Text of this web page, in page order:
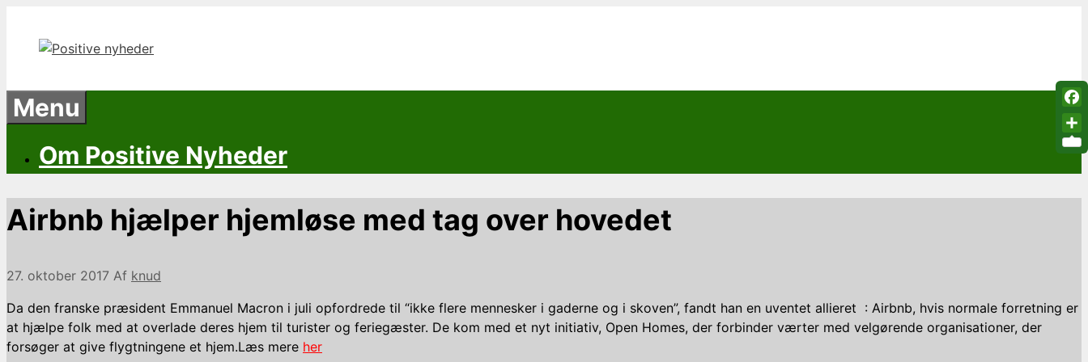
indhold
Menu
Om Positive Nyheder
Airbnb hjælper hjemløse med tag over hovedet
27. oktober 2017 Af knud
Da den franske præsident Emmanuel Macron i juli opfordrede til “ikke flere mennesker i gaderne og i skoven”, fandt han en uventet allieret : Airbnb, hvis normale forretning er
at hjælpe folk med at overlade deres hjem til turister og feriegæster. De kom med et nyt initiativ, Open Homes, der forbinder værter med velgørende organisationer, der
forsøger at give flygtningene et hjem.Læs mere her